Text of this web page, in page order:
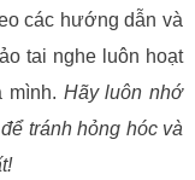
các hướng dẫn và
tai nghe luôn hoạt
mình. Hãy luôn nhớ
tránh hỏng hóc và